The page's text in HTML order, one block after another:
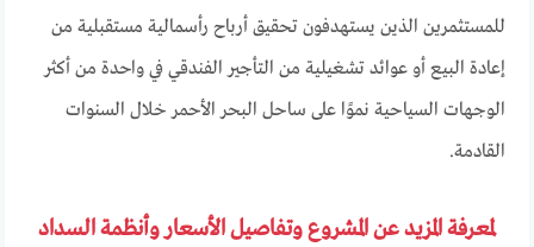
للمستثمرين الذين يستهدفون تحقيق أرباح رأسمالية مستقبلية من
إعادة البيع أو عوائد تشغيلية من التأجير الفندقي في واحدة من أكثر
الوجهات السياحية نموًا على ساحل البحر الأحمر خلال السنوات
القادمة.
لمعرفة المزيد عن المشروع وتفاصيل الأسعار وأنظمة السداد